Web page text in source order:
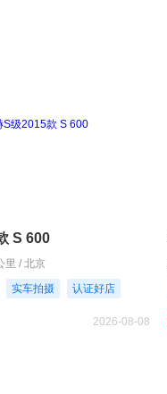
S 600
里 / 北京
实车拍摄 认证好店
2026-08-08